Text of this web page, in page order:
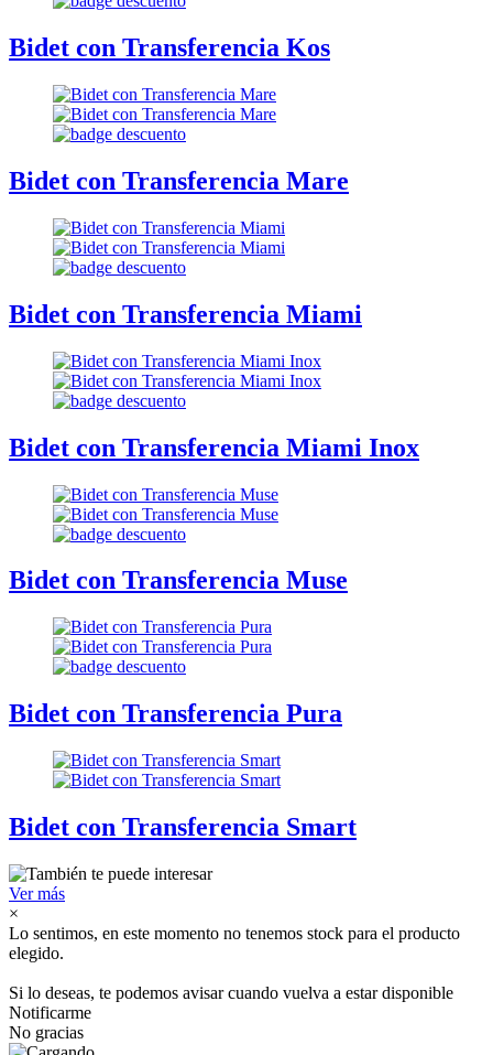
Bidet con Transferencia Kos
Bidet con Transferencia Mare
Bidet con Transferencia Miami
Bidet con Transferencia Miami Inox
Bidet con Transferencia Muse
Bidet con Transferencia Pura
Bidet con Transferencia Smart
Ver más
×
Lo sentimos, en este momento no tenemos stock para el producto
elegido.
Si lo deseas, te podemos avisar cuando vuelva a estar disponible
Notificarme
No gracias